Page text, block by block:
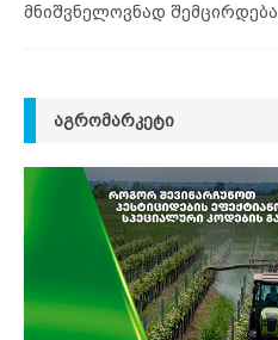
მნიშვნელოვნად შემცირდება.
ᲐᲒᲠᲝᲛᲐᲠᲙᲔᲢᲘ